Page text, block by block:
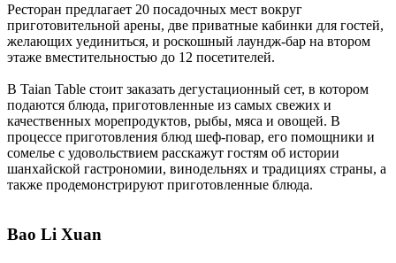
Ресторан предлагает 20 посадочных мест вокруг
приготовительной арены, две приватные кабинки для гостей,
желающих уединиться, и роскошный лаундж-бар на втором
этаже вместительностью до 12 посетителей.
В Taian Table стоит заказать дегустационный сет, в котором
подаются блюда, приготовленные из самых свежих и
качественных морепродуктов, рыбы, мяса и овощей. В
процессе приготовления блюд шеф-повар, его помощники и
сомелье с удовольствием расскажут гостям об истории
шанхайской гастрономии, винодельнях и традициях страны, а
также продемонстрируют приготовленные блюда.
Bao Li Xuan